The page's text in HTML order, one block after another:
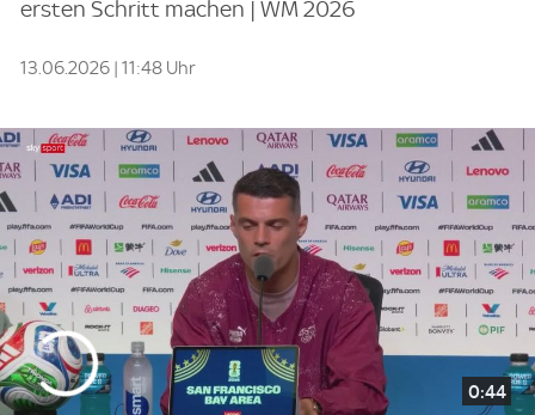
ersten Schritt machen | WM 2026
13.06.2026 | 11:48 Uhr
0:44